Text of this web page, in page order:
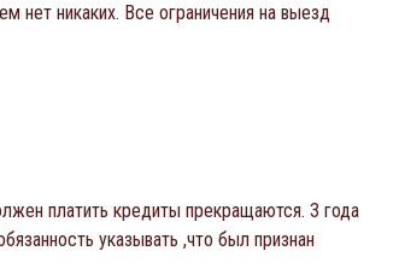
нет никаких. Все ограничения на выезд
платить кредиты прекращаются. 3 года
указывать ,что был признан